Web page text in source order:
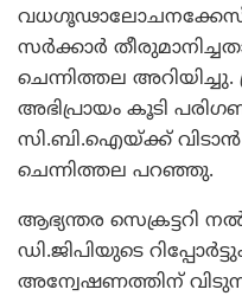
സര്‍ക്കാര്‍
ചെന്നിത്തല അറിയിച്ചു.
അഭിപ്രായം കൂടി
സി.ബി.ഐയ്ക്ക് വിടാന്‍
ചെന്നിത്തല പറഞ്ഞു.
ആഭ്യന്തര സെക്രട്ടറി
ഡി.ജിപിയുടെ
അന്വേഷണത്തിന്